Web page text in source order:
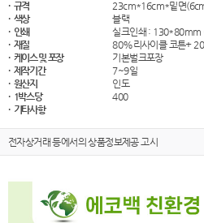
· 규격
23cm*16cm*밑면
· 색상
블랙
· 인쇄
실크인쇄 : 130*80mm
· 재질
80%리사이클 코튼+
· 케이스 및 포장
기본벌크포장
· 제작기간
7~9일
· 원산지
인도
· 1박스당
400
· 기타사항
전자상거래 등에서의 상품정보제공 고시